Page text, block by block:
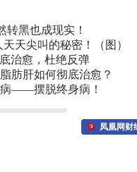
转黑也成现实！
天尖叫的秘密！（图）
治愈，杜绝反弹
肪肝如何彻底治愈？
——摆脱终身病！
凤凰网财